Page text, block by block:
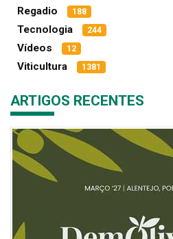
Regadio 188
Tecnologia 244
Vídeos 12
Viticultura 1381
ARTIGOS RECENTES